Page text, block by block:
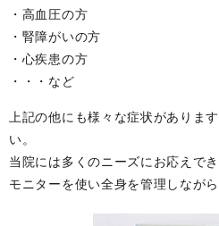
・高血圧の方
・腎障がいの方
・心疾患の方
・・・など
上記の他にも様々な症状がありま
い。
当院には多くのニーズにお応えで
モニターを使い全身を管理しなが